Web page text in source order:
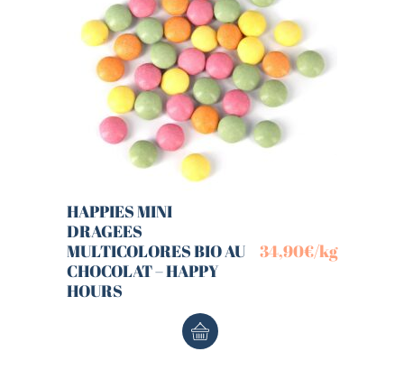
HAPPIES MINI
DRAGEES
MULTICOLORES BIO AU
CHOCOLAT – HAPPY
HOURS
34,90€/kg